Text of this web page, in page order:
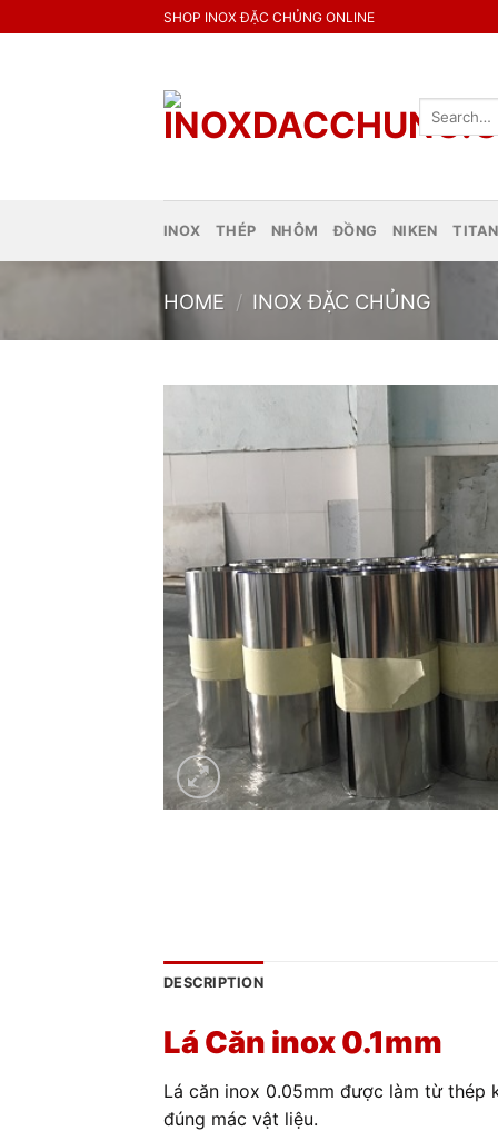
to
SHOP INOX ĐẶC CHỦNG ONLINE
Search
for:
INOX THÉP NHÔM ĐỒNG NIKEN TITAN
HOME / INOX ĐẶC CHỦNG
DESCRIPTION
Lá Căn inox 0.1mm
Lá căn inox 0.05mm được làm từ
đúng mác vật liệu.